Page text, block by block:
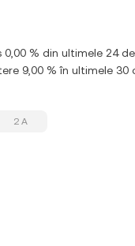
% din ultimele 24
9,00 % în ultimele 30
2 A